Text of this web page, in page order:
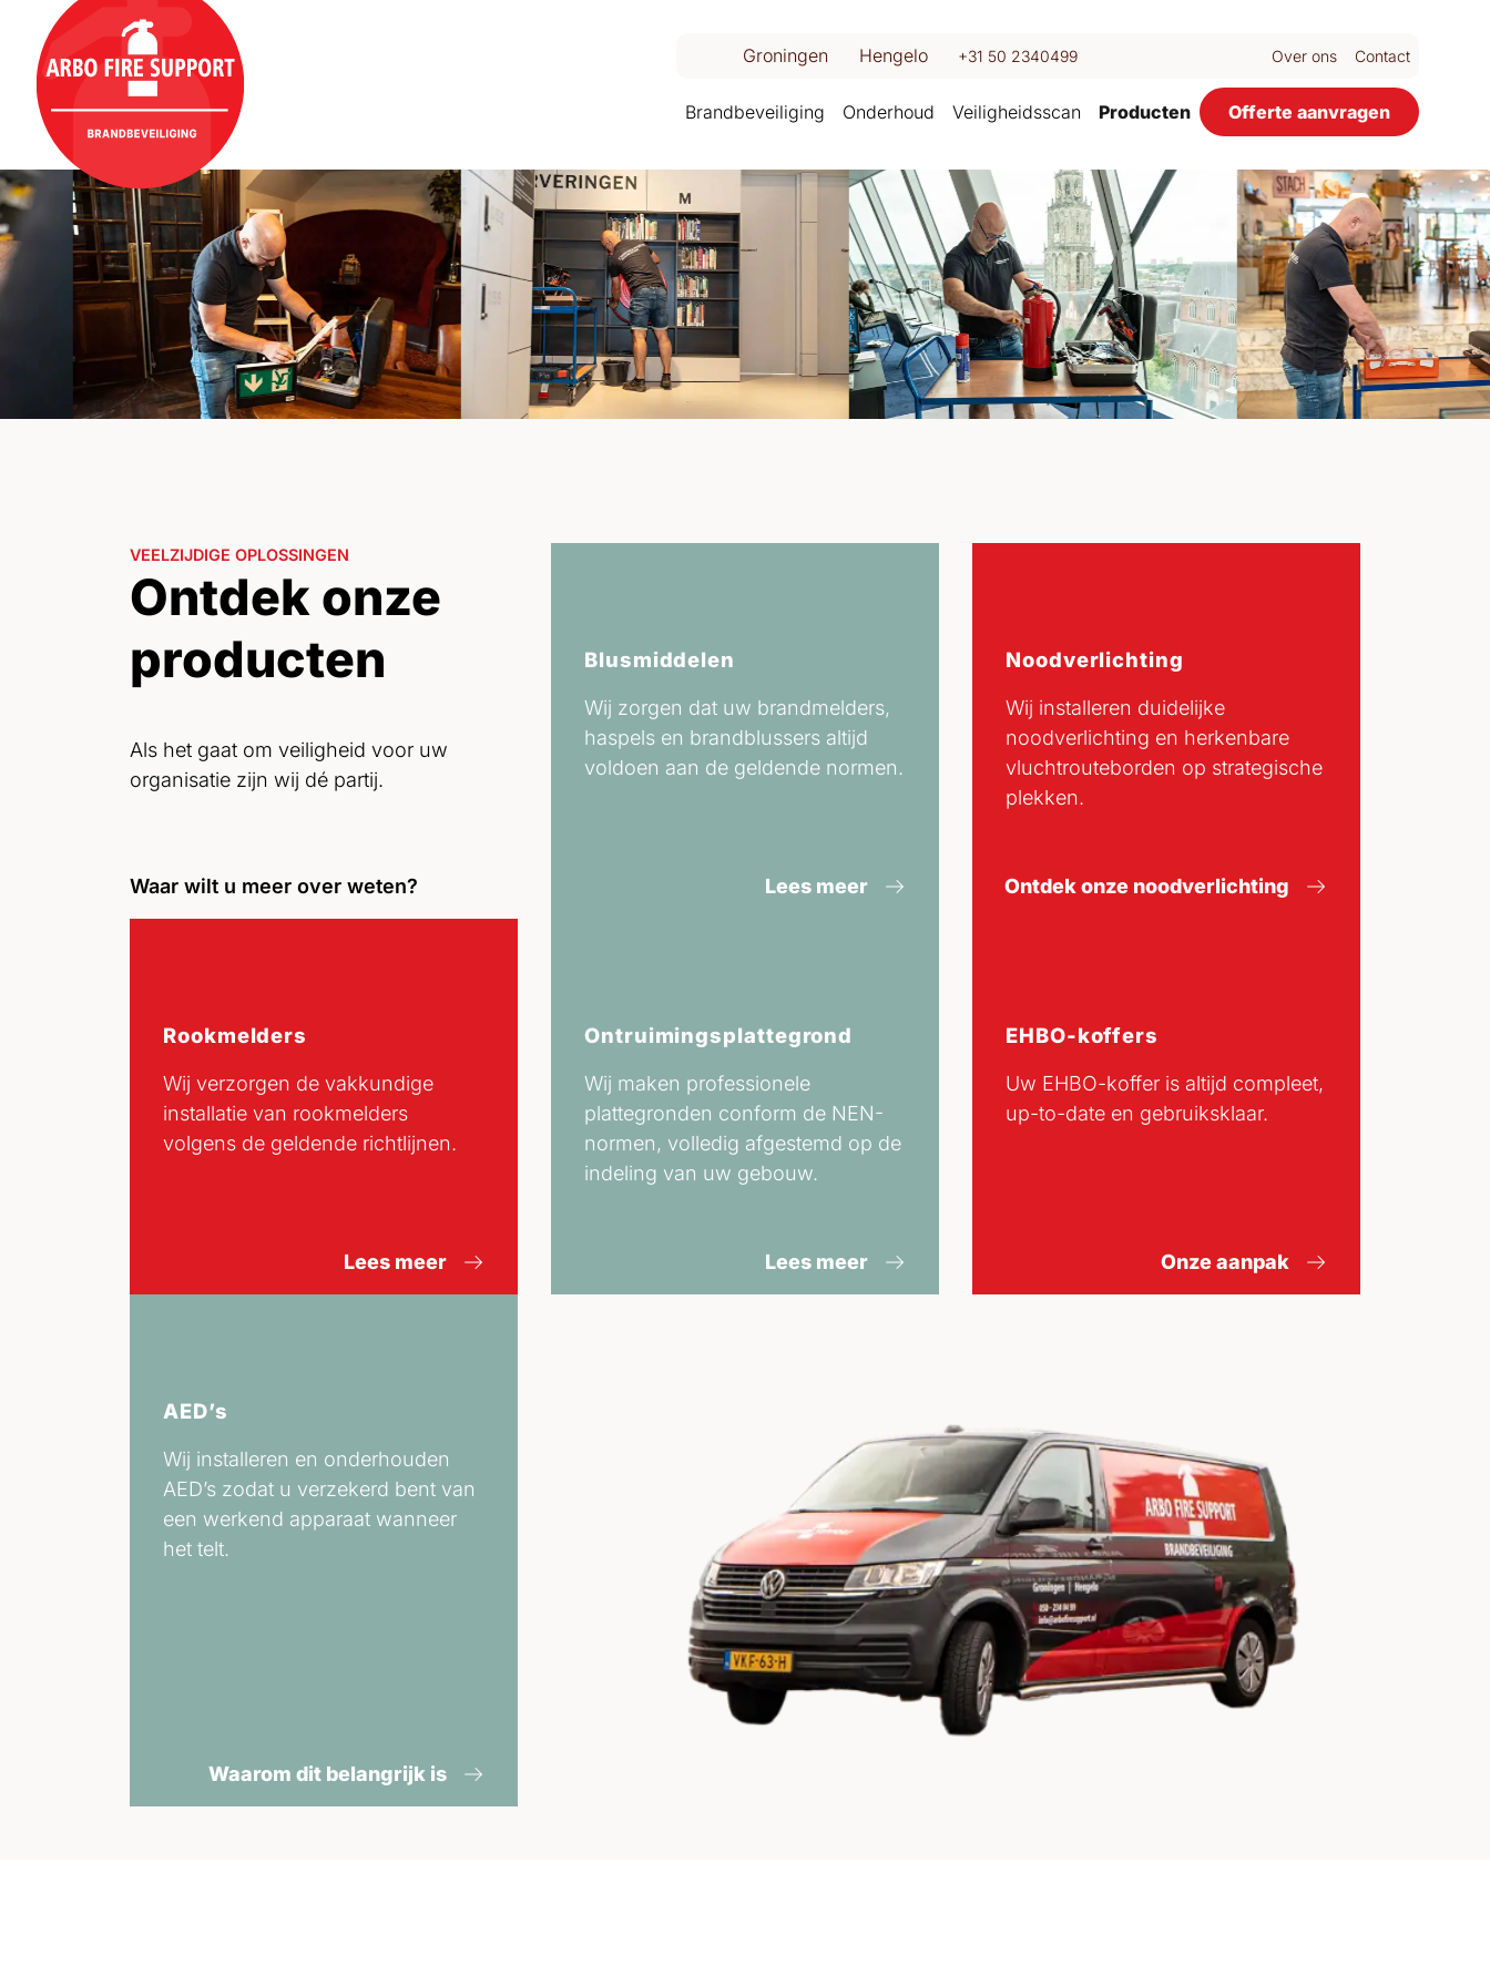
overslaan
Groningen
Hengelo +31 50 2340499 Over ons Contact
Brandbeveiliging Onderhoud Veiligheidsscan Producten Offerte aanvragen
VEELZIJDIGE OPLOSSINGEN
Ontdek onze
producten
Als het gaat om veiligheid voor uw
organisatie zijn wij dé partij.
Waar wilt u meer over weten?
Blusmiddelen
Wij zorgen dat uw brandmelders,
haspels en brandblussers altijd
voldoen aan de geldende normen.
Lees meer
Noodverlichting
Wij installeren duidelijke
noodverlichting en herkenbare
vluchtrouteborden op strategische
plekken.
Ontdek onze noodverlichting
Rookmelders
Wij verzorgen de vakkundige
installatie van rookmelders
volgens de geldende richtlijnen.
Lees meer
Ontruimingsplattegrond
Wij maken professionele
plattegronden conform de NEN-
normen, volledig afgestemd op de
indeling van uw gebouw.
Lees meer
EHBO-koffers
Uw EHBO-koffer is altijd compleet,
up-to-date en gebruiksklaar.
Onze aanpak
AED’s
Wij installeren en onderhouden
AED’s zodat u verzekerd bent van
een werkend apparaat wanneer
het telt.
Waarom dit belangrijk is